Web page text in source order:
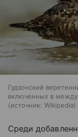
Гудзонский
включенных в
источник: Wikipedia
Среди